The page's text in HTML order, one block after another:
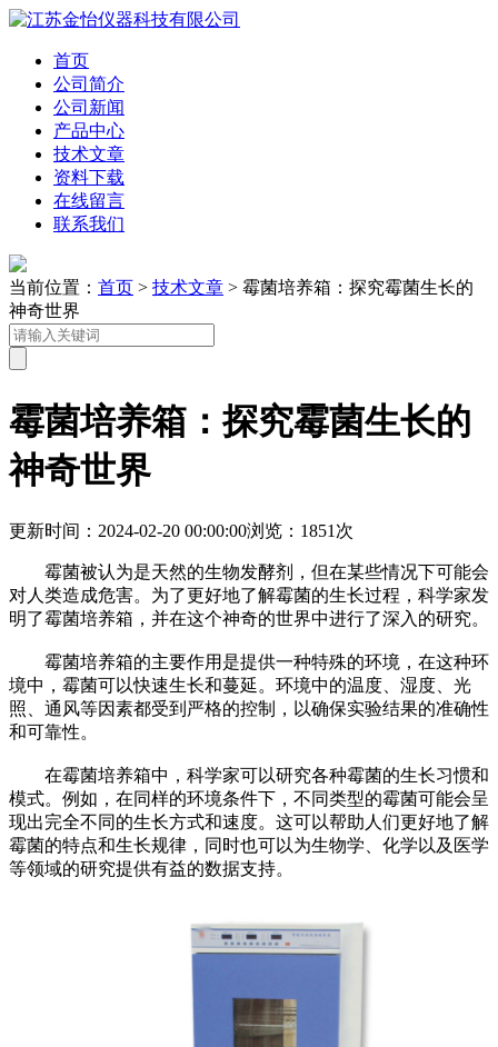
首页
公司简介
公司新闻
产品中心
技术文章
资料下载
在线留言
联系我们
当前位置： 首页 > 技术文章 > 霉菌培养箱：探究霉菌生长的
神奇世界
霉菌培养箱：探究霉菌生长的
神奇世界
更新时间：2024-02-20 00:00:00浏览：1851次
霉菌被认为是天然的生物发酵剂，但在某些情况下可能会
对人类造成危害。为了更好地了解霉菌的生长过程，科学家发
明了霉菌培养箱，并在这个神奇的世界中进行了深入的研究。
霉菌培养箱的主要作用是提供一种特殊的环境，在这种环
境中，霉菌可以快速生长和蔓延。环境中的温度、湿度、光
照、通风等因素都受到严格的控制，以确保实验结果的准确性
和可靠性。
在霉菌培养箱中，科学家可以研究各种霉菌的生长习惯和
模式。例如，在同样的环境条件下，不同类型的霉菌可能会呈
现出完全不同的生长方式和速度。这可以帮助人们更好地了解
霉菌的特点和生长规律，同时也可以为生物学、化学以及医学
等领域的研究提供有益的数据支持。